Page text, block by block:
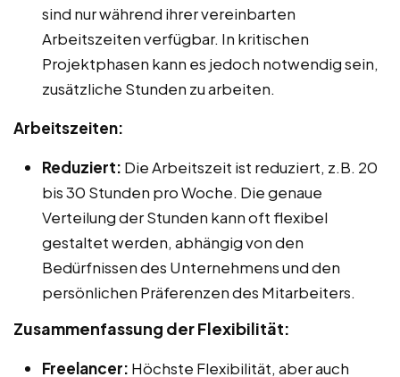
sind nur während ihrer vereinbarten
Arbeitszeiten verfügbar. In kritischen
Projektphasen kann es jedoch notwendig sein,
zusätzliche Stunden zu arbeiten.
Arbeitszeiten:
Reduziert: Die Arbeitszeit ist reduziert, z.B. 20
bis 30 Stunden pro Woche. Die genaue
Verteilung der Stunden kann oft flexibel
gestaltet werden, abhängig von den
Bedürfnissen des Unternehmens und den
persönlichen Präferenzen des Mitarbeiters.
Zusammenfassung der Flexibilität:
Freelancer: Höchste Flexibilität, aber auch